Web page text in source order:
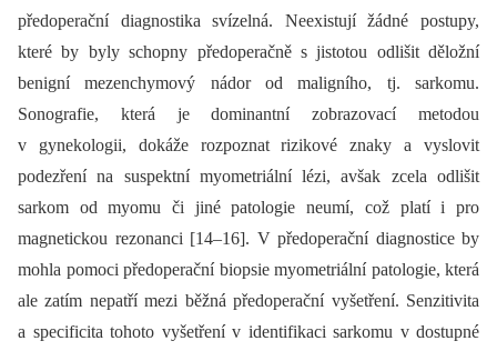
předoperační dia­gnostika svízelná. Neexistují žádné postupy,
které by byly schopny předoperačně s jistotou odlišit děložní
benigní mezenchymový nádor od maligního, tj. sarkomu.
Sonografie, která je dominantní zobrazovací metodou
v gynekologii, dokáže rozpoznat rizikové znaky a vyslovit
podezření na suspektní myometriální lézi, avšak zcela odlišit
sarkom od myomu či jiné patologie neumí, což platí i pro
magnetickou rezonanci [14–16]. V předoperační dia­gnostice by
mohla pomoci předoperační bio­psie myometriální patologie, která
ale zatím nepatří mezi běžná předoperační vyšetření. Senzitivita
a specificita tohoto vyšetření v identifikaci sarkomu v dostupné